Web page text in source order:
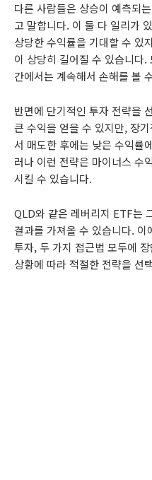
다른 사람들은 상승이 예측되
고 말합니다. 이 둘 다 일리가
상당한 수익률을 기대할 수 있
이 상당히 길어질 수 있습니다
간에서는 계속해서 손해를 볼
반면에 단기적인 투자 전략을
큰 수익을 얻을 수 있지만, 장
서 매도한 후에는 낮은 수익률
러나 이런 전략은 마이너스 수
시킬 수 있습니다.
QLD와 같은 레버리지 ETF는
결과를 가져올 수 있습니다.
투자, 두 가지 접근법 모두에
상황에 따라 적절한 전략을 선